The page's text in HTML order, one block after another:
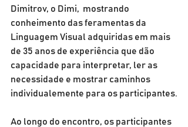
Dimitrov, o Dimi,  mostrando
conheimento das feramentas da
Linguagem Visual adquiridas em mais
de 35 anos de experiência que dão
capacidade para interpretar, ler as
necessidade e mostrar caminhos
individualemente para os participantes.
Ao longo do encontro, os participantes